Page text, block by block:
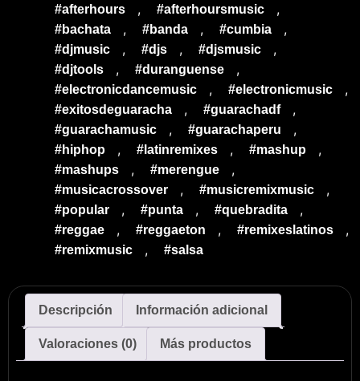
#afterhours , #afterhoursmusic ,
#bachata , #banda , #cumbia ,
#djmusic , #djs , #djsmusic ,
#djtools , #duranguense ,
#electronicdancemusic , #electronicmusic ,
#exitosdeguaracha , #guarachadf ,
#guarachamusic , #guarachaperu ,
#hiphop , #latinremixes , #mashup ,
#mashups , #merengue ,
#musicacrossover , #musicremixmusic ,
#popular , #punta , #quebradita ,
#reggae , #reggaeton , #remixeslatinos ,
#remixmusic , #salsa
Descripción Información adicional
Valoraciones (0) Más productos